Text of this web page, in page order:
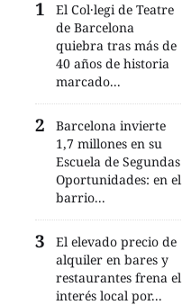
El Col·legi de Teatre
de Barcelona
quiebra tras más de
40 años de historia
marcado...
Barcelona invierte
1,7 millones en su
Escuela de Segundas
Oportunidades: en el
barrio...
El elevado precio de
alquiler en bares y
restaurantes frena el
interés local por...